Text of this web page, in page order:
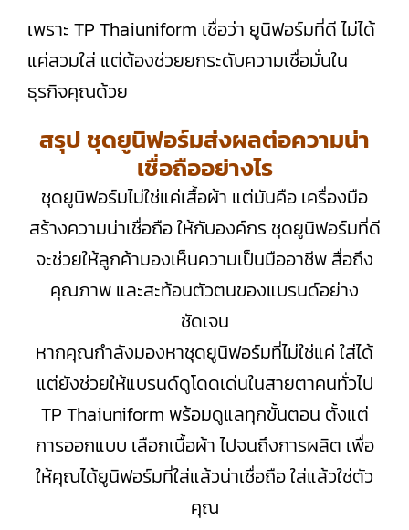
เพราะ TP Thaiuniform เชื่อว่า ยูนิฟอร์มที่ดี ไม่ได้
แค่สวมใส่ แต่ต้องช่วยยกระดับความเชื่อมั่นใน
ธุรกิจคุณด้วย
สรุป ชุดยูนิฟอร์มส่งผลต่อความน่า
เชื่อถืออย่างไร
ชุดยูนิฟอร์มไม่ใช่แค่เสื้อผ้า แต่มันคือ เครื่องมือ
สร้างความน่าเชื่อถือ ให้กับองค์กร ชุดยูนิฟอร์มที่ดี
จะช่วยให้ลูกค้ามองเห็นความเป็นมืออาชีพ สื่อถึง
คุณภาพ และสะท้อนตัวตนของแบรนด์อย่าง
ชัดเจน
หากคุณกำลังมองหาชุดยูนิฟอร์มที่ไม่ใช่แค่ ใส่ได้
แต่ยังช่วยให้แบรนด์ดูโดดเด่นในสายตาคนทั่วไป
TP Thaiuniform พร้อมดูแลทุกขั้นตอน ตั้งแต่
การออกแบบ เลือกเนื้อผ้า ไปจนถึงการผลิต เพื่อ
ให้คุณได้ยูนิฟอร์มที่ใส่แล้วน่าเชื่อถือ ใส่แล้วใช่ตัว
คุณ